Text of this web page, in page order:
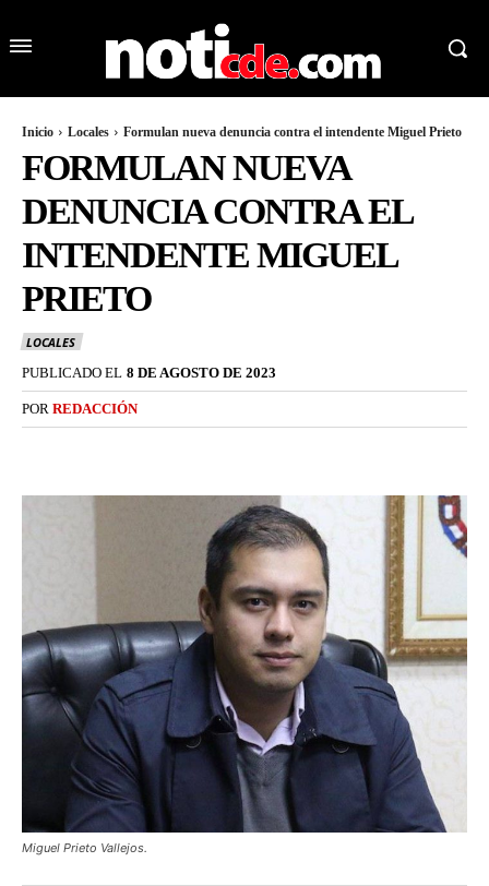
Inicio Locales Formulan nueva denuncia contra el intendente Miguel Prieto
FORMULAN NUEVA
DENUNCIA CONTRA EL
INTENDENTE MIGUEL
PRIETO
LOCALES
PUBLICADO EL 8 DE AGOSTO DE 2023
POR REDACCIÓN
Miguel Prieto Vallejos.